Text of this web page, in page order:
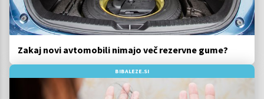
Zakaj novi avtomobili nimajo več rezervne gume?
BIBALEZE.SI